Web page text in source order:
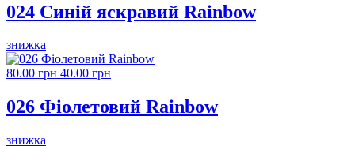
024 Синій яскравий Rainbow
знижка
80.00 грн 40.00 грн
026 Фіолетовий Rainbow
знижка